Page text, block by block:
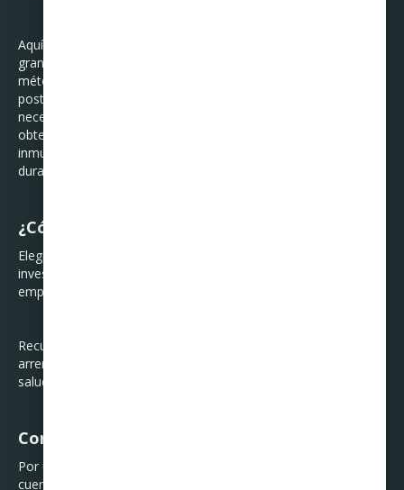
Aquí podemos hablar de ejemplos claros de empresas
grandes como BBVA o Santander que han elegido este
método para reducir su carga de activos y arrendar
posteriormente los bienes inmuebles que ya no va
necesitando. O por ejemplo, la administración pública que para
obtener inyecciones de dinero pueden vender bienes
inmuebles que ya no piensan mantener en el futuro y rentarlo
durante ese tiempo.
¿Cómo elegir el mejor arrendamiento?
Elegir el mejor arrendamiento proviene siempre de una buena
investigación y comparación entre los productos que todas las
empresas te pueden ofrecer.
Recuerda que si comparas, no solo obtendrás un buen
arrendamiento, sino que te ayudará a mantener unas finanzas
saludables para tu empresa.
Consejos
Por último, te dejamos algunos consejos para que tomes en
cuenta: